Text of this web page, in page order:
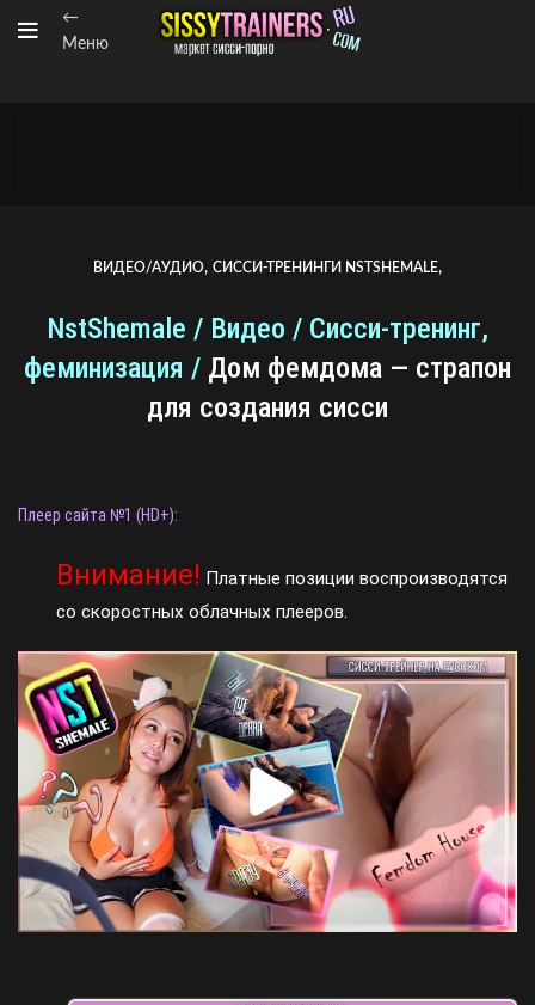
←
Меню
ВИДЕО/АУДИО, СИССИ-ТРЕНИНГИ NSTSHEMALE,
NstShemale / Видео / Cисси-тренинг,
феминизация / Дом фемдома — страпон
для создания сисси
Плеер сайта №1 (HD+):
Внимание! Платные позиции воспроизводятся
со скоростных облачных плееров.